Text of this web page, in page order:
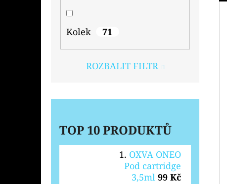
Kolek 71
ROZBALIT FILTR
TOP 10 PRODUKTŮ
OXVA ONEO
Pod cartridge
3,5ml 99 Kč